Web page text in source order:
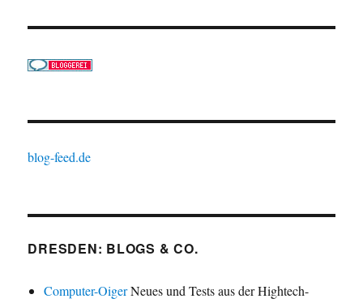
blog-feed.de
DRESDEN: BLOGS & CO.
Computer-OigerNeues und Tests aus der Hightech-